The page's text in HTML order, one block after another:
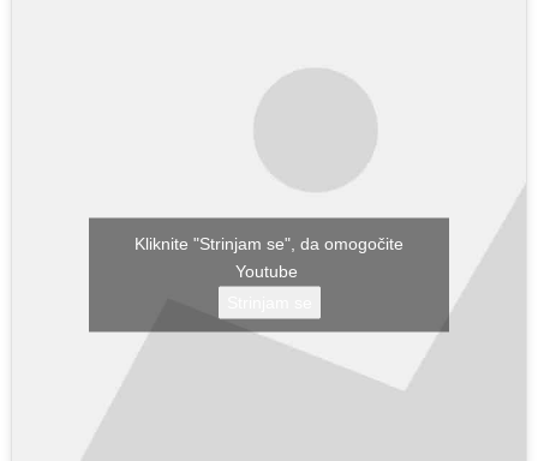
Kliknite "Strinjam se", da omogočite
Youtube